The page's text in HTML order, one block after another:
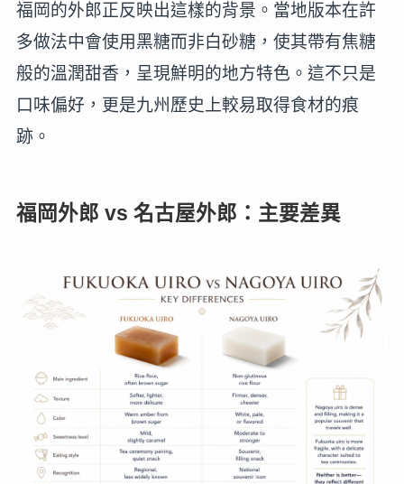
福岡的外郎正反映出這樣的背景。當地版本在許
多做法中會使用黑糖而非白砂糖，使其帶有焦糖
般的溫潤甜香，呈現鮮明的地方特色。這不只是
口味偏好，更是九州歷史上較易取得食材的痕
跡。
福岡外郎 vs 名古屋外郎：主要差異